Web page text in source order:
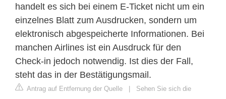
handelt es sich bei einem E-Ticket nicht um ein
einzelnes Blatt zum Ausdrucken, sondern um
elektronisch abgespeicherte Informationen. Bei
manchen Airlines ist ein Ausdruck für den
Check-in jedoch notwendig. Ist dies der Fall,
steht das in der Bestätigungsmail.
Antrag auf Entfernung der Quelle
Sehen Sie sich die